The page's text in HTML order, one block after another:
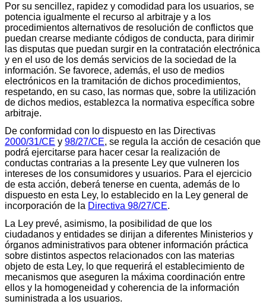
Por su sencillez, rapidez y comodidad para los usuarios, se
potencia igualmente el recurso al arbitraje y a los
procedimientos alternativos de resolución de conflictos que
puedan crearse mediante códigos de conducta, para dirimir
las disputas que puedan surgir en la contratación electrónica
y en el uso de los demás servicios de la sociedad de la
información. Se favorece, además, el uso de medios
electrónicos en la tramitación de dichos procedimientos,
respetando, en su caso, las normas que, sobre la utilización
de dichos medios, establezca la normativa específica sobre
arbitraje.
De conformidad con lo dispuesto en las Directivas
2000/31/CE y 98/27/CE, se regula la acción de cesación que
podrá ejercitarse para hacer cesar la realización de
conductas contrarias a la presente Ley que vulneren los
intereses de los consumidores y usuarios. Para el ejercicio
de esta acción, deberá tenerse en cuenta, además de lo
dispuesto en esta Ley, lo establecido en la Ley general de
incorporación de la Directiva 98/27/CE.
La Ley prevé, asimismo, la posibilidad de que los
ciudadanos y entidades se dirijan a diferentes Ministerios y
órganos administrativos para obtener información práctica
sobre distintos aspectos relacionados con las materias
objeto de esta Ley, lo que requerirá el establecimiento de
mecanismos que aseguren la máxima coordinación entre
ellos y la homogeneidad y coherencia de la información
suministrada a los usuarios.